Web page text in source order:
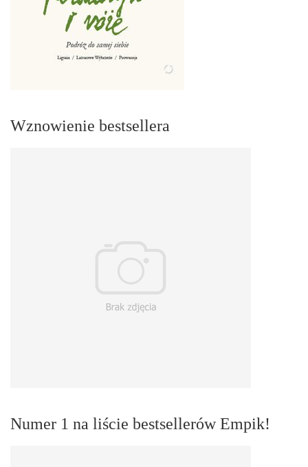
Wznowienie bestsellera
Numer 1 na liście bestsellerów Empik!